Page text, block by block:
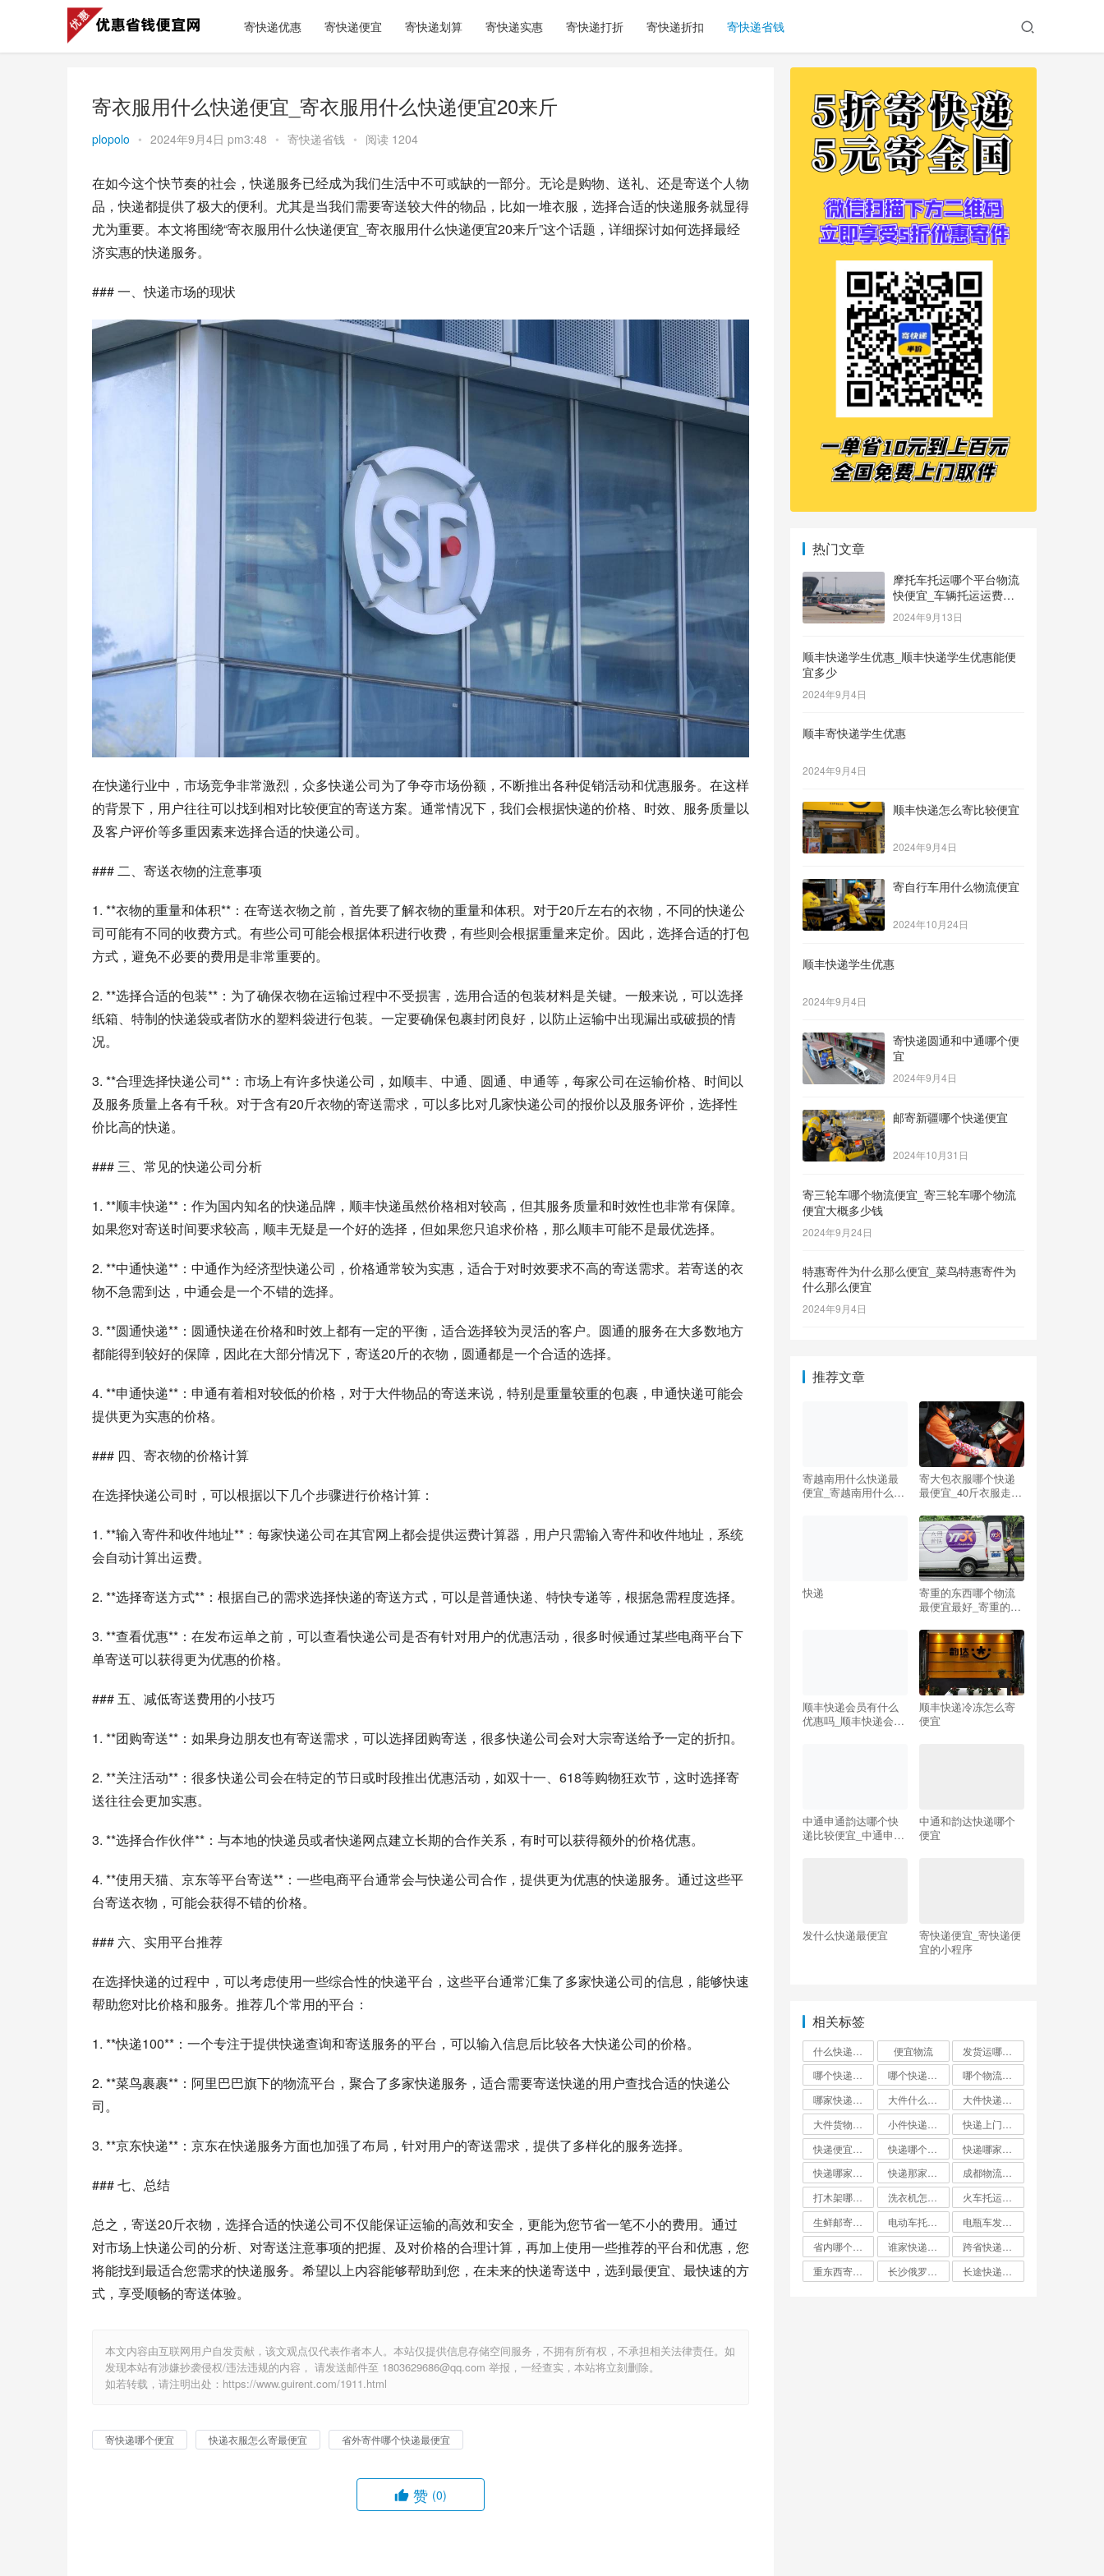
寄快递优惠 寄快递便宜 寄快递划算 寄快递实惠 寄快递打折 寄快递折扣 寄快递省钱
寄衣服用什么快递便宜_寄衣服用什么快递便宜20来斤
plopolo • 2024年9月4日 pm3:48 • 寄快递省钱 • 阅读 1204
在如今这个快节奏的社会，快递服务已经成为我们生活中不可或缺的一部分。无论是购物、送礼、还是寄送个人物
品，快递都提供了极大的便利。尤其是当我们需要寄送较大件的物品，比如一堆衣服，选择合适的快递服务就显得
尤为重要。本文将围绕“寄衣服用什么快递便宜_寄衣服用什么快递便宜20来斤”这个话题，详细探讨如何选择最经
济实惠的快递服务。
### 一、快递市场的现状
在快递行业中，市场竞争非常激烈，众多快递公司为了争夺市场份额，不断推出各种促销活动和优惠服务。在这样
的背景下，用户往往可以找到相对比较便宜的寄送方案。通常情况下，我们会根据快递的价格、时效、服务质量以
及客户评价等多重因素来选择合适的快递公司。
### 二、寄送衣物的注意事项
1. **衣物的重量和体积**：在寄送衣物之前，首先要了解衣物的重量和体积。对于20斤左右的衣物，不同的快递公
司可能有不同的收费方式。有些公司可能会根据体积进行收费，有些则会根据重量来定价。因此，选择合适的打包
方式，避免不必要的费用是非常重要的。
2. **选择合适的包装**：为了确保衣物在运输过程中不受损害，选用合适的包装材料是关键。一般来说，可以选择
纸箱、特制的快递袋或者防水的塑料袋进行包装。一定要确保包裹封闭良好，以防止运输中出现漏出或破损的情
况。
3. **合理选择快递公司**：市场上有许多快递公司，如顺丰、中通、圆通、申通等，每家公司在运输价格、时间以
及服务质量上各有千秋。对于含有20斤衣物的寄送需求，可以多比对几家快递公司的报价以及服务评价，选择性
价比高的快递。
### 三、常见的快递公司分析
1. **顺丰快递**：作为国内知名的快递品牌，顺丰快递虽然价格相对较高，但其服务质量和时效性也非常有保障。
如果您对寄送时间要求较高，顺丰无疑是一个好的选择，但如果您只追求价格，那么顺丰可能不是最优选择。
2. **中通快递**：中通作为经济型快递公司，价格通常较为实惠，适合于对时效要求不高的寄送需求。若寄送的衣
物不急需到达，中通会是一个不错的选择。
3. **圆通快递**：圆通快递在价格和时效上都有一定的平衡，适合选择较为灵活的客户。圆通的服务在大多数地方
都能得到较好的保障，因此在大部分情况下，寄送20斤的衣物，圆通都是一个合适的选择。
4. **申通快递**：申通有着相对较低的价格，对于大件物品的寄送来说，特别是重量较重的包裹，申通快递可能会
提供更为实惠的价格。
### 四、寄衣物的价格计算
在选择快递公司时，可以根据以下几个步骤进行价格计算：
1. **输入寄件和收件地址**：每家快递公司在其官网上都会提供运费计算器，用户只需输入寄件和收件地址，系统
会自动计算出运费。
2. **选择寄送方式**：根据自己的需求选择快递的寄送方式，可以是普通快递、特快专递等，根据急需程度选择。
3. **查看优惠**：在发布运单之前，可以查看快递公司是否有针对用户的优惠活动，很多时候通过某些电商平台下
单寄送可以获得更为优惠的价格。
### 五、减低寄送费用的小技巧
1. **团购寄送**：如果身边朋友也有寄送需求，可以选择团购寄送，很多快递公司会对大宗寄送给予一定的折扣。
2. **关注活动**：很多快递公司会在特定的节日或时段推出优惠活动，如双十一、618等购物狂欢节，这时选择寄
送往往会更加实惠。
3. **选择合作伙伴**：与本地的快递员或者快递网点建立长期的合作关系，有时可以获得额外的价格优惠。
4. **使用天猫、京东等平台寄送**：一些电商平台通常会与快递公司合作，提供更为优惠的快递服务。通过这些平
台寄送衣物，可能会获得不错的价格。
### 六、实用平台推荐
在选择快递的过程中，可以考虑使用一些综合性的快递平台，这些平台通常汇集了多家快递公司的信息，能够快速
帮助您对比价格和服务。推荐几个常用的平台：
1. **快递100**：一个专注于提供快递查询和寄送服务的平台，可以输入信息后比较各大快递公司的价格。
2. **菜鸟裹裹**：阿里巴巴旗下的物流平台，聚合了多家快递服务，适合需要寄送快递的用户查找合适的快递公
司。
3. **京东快递**：京东在快递服务方面也加强了布局，针对用户的寄送需求，提供了多样化的服务选择。
### 七、总结
总之，寄送20斤衣物，选择合适的快递公司不仅能保证运输的高效和安全，更能为您节省一笔不小的费用。通过
对市场上快递公司的分析、对寄送注意事项的把握、及对价格的合理计算，再加上使用一些推荐的平台和优惠，您
将能找到最适合您需求的快递服务。希望以上内容能够帮助到您，在未来的快递寄送中，选到最便宜、最快速的方
式，享受顺畅的寄送体验。
本文内容由互联网用户自发贡献，该文观点仅代表作者本人。本站仅提供信息存储空间服务，不拥有所有权，不承担相关法律责任。如
发现本站有涉嫌抄袭侵权/违法违规的内容， 请发送邮件至 1803629686@qq.com 举报，一经查实，本站将立刻删除。
如若转载，请注明出处：https://www.guirent.com/1911.html
寄快递哪个便宜 快递衣服怎么寄最便宜 省外寄件哪个快递最便宜
赞 (0)
热门文章
摩托车托运哪个平台物流
快便宜_车辆托运运费价
格表
2024年9月13日
顺丰快递学生优惠_顺丰快递学生优惠能便
宜多少
2024年9月4日
顺丰寄快递学生优惠
2024年9月4日
顺丰快递怎么寄比较便宜
2024年9月4日
寄自行车用什么物流便宜
2024年10月24日
顺丰快递学生优惠
2024年9月4日
寄快递圆通和中通哪个便
宜
2024年9月4日
邮寄新疆哪个快递便宜
2024年10月31日
寄三轮车哪个物流便宜_寄三轮车哪个物流
便宜大概多少钱
2024年9月24日
特惠寄件为什么那么便宜_菜鸟特惠寄件为
什么那么便宜
2024年9月4日
推荐文章
寄越南用什么快递最
便宜_寄越南用什么快
寄大包衣服哪个快递
最便宜_40斤衣服走物
快递
寄重的东西哪个物流
最便宜最好_寄重的东
好滕州壮壮物流公司
顺丰快递会员有什么
优惠吗_顺丰快递会员
顺丰快递冷冻怎么寄
便宜
中通申通韵达哪个快
递比较便宜_中通申通
中通和韵达快递哪个
便宜
发什么快递最便宜
寄快递便宜_寄快递便
宜的小程序
相关标签
便宜物流
哪个快递便宜
哪个快递最便宜?
哪个物流发货最便宜
快递哪家比较便宜又快
快递那家最便宜又安全
成都物流公司哪个最便宜